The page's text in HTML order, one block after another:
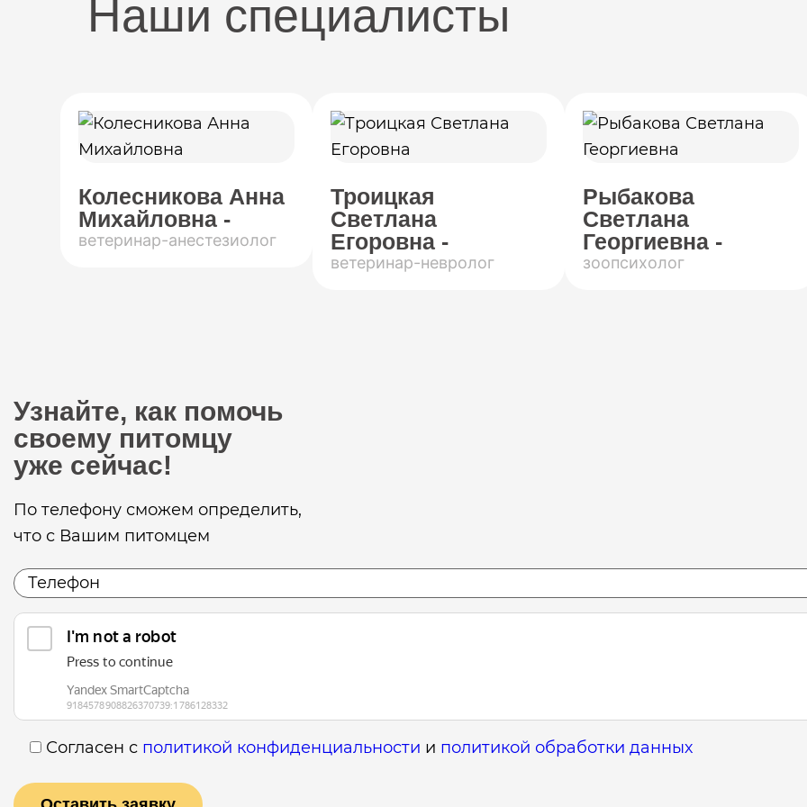
Наши специалисты
Колесникова Анна
Михайловна -
ветеринар-анестезиолог
Троицкая
Светлана
Егоровна -
ветеринар-невролог
Рыбакова
Светлана
Георгиевна -
зоопсихолог
Узнайте, как помочь
своему питомцу
уже сейчас!
По телефону сможем определить,
что с Вашим питомцем
Согласен с политикой конфиденциальности и политикой обработки данных